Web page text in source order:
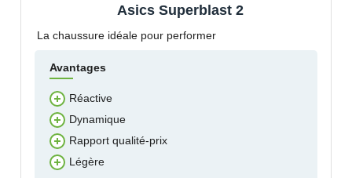
Asics Superblast 2
La chaussure idéale pour performer
Avantages
Réactive
Dynamique
Rapport qualité-prix
Légère